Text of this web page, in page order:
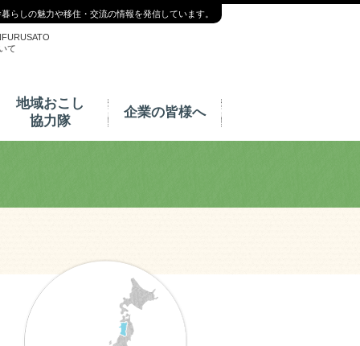
らしの魅力や移住・交流の情報を発信しています。
て
地域おこし
協力隊
企業の皆様へ